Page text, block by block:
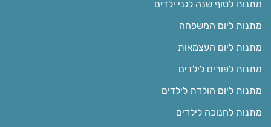
מתנות לסוף שנה לגני ילדים
מתנות ליום המשפחה
מתנות ליום העצמאות
מתנות לפורים לילדים
מתנות ליום הולדת לילדים
מתנות לחנוכה לילדים